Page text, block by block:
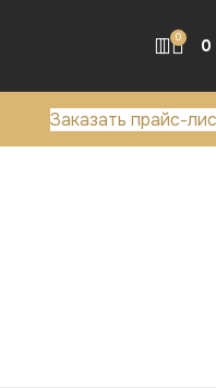
0 0
Заказать прайс-